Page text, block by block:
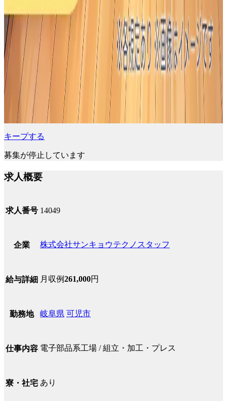
キープする
募集が停止しています
求人概要
求人番号 14049
企業 株式会社サンキョウテクノスタッフ
給与詳細 月収例261,000円
勤務地 岐阜県 可児市
仕事内容 電子部品系工場 / 組立・加工・プレス
寮・社宅 あり